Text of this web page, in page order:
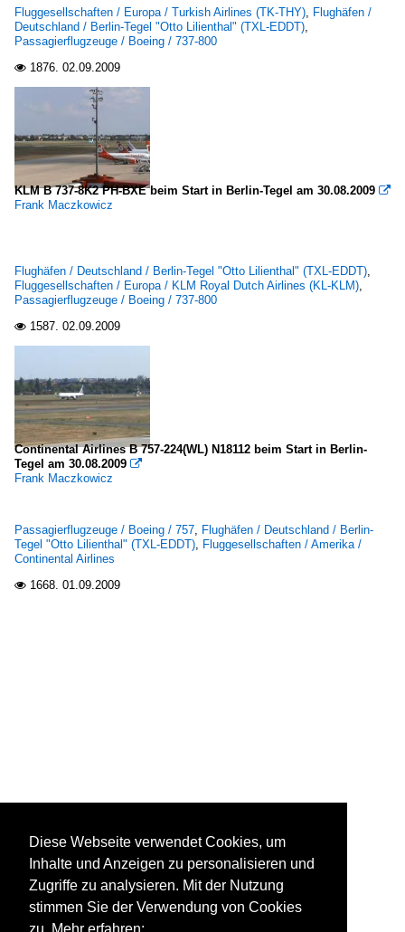
Fluggesellschaften / Europa / Turkish Airlines (TK-THY), Flughäfen /
Deutschland / Berlin-Tegel "Otto Lilienthal" (TXL-EDDT),
Passagierflugzeuge / Boeing / 737-800
 1876. 02.09.2009
KLM B 737-8K2 PH-BXE beim Start in Berlin-Tegel am 30.08.2009 
Frank Maczkowicz
Flughäfen / Deutschland / Berlin-Tegel "Otto Lilienthal" (TXL-EDDT),
Fluggesellschaften / Europa / KLM Royal Dutch Airlines (KL-KLM),
Passagierflugzeuge / Boeing / 737-800
 1587. 02.09.2009
Continental Airlines B 757-224(WL) N18112 beim Start in Berlin-
Tegel am 30.08.2009 
Frank Maczkowicz
Passagierflugzeuge / Boeing / 757, Flughäfen / Deutschland / Berlin-
Tegel "Otto Lilienthal" (TXL-EDDT), Fluggesellschaften / Amerika /
Continental Airlines
 1668. 01.09.2009
Diese Webseite verwendet Cookies, um
Inhalte und Anzeigen zu personalisieren und
Zugriffe zu analysieren. Mit der Nutzung
stimmen Sie der Verwendung von Cookies